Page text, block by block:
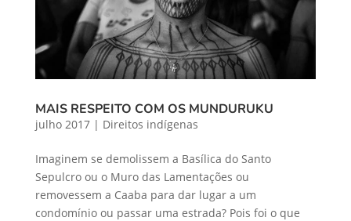
MAIS RESPEITO COM OS MUNDURUKU
julho 2017| Direitos indígenas
Imaginem se demolissem a Basílica do Santo
Sepulcro ou o Muro das Lamentações ou
removessem a Caaba para dar lugar a um
condomínio ou passar uma estrada? Pois foi o que